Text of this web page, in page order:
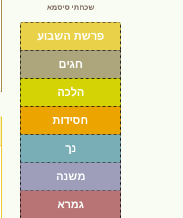
שכחתי סיסמא
פרשת השבוע
חגים
הלכה
חסידות
נך
משנה
גמרא